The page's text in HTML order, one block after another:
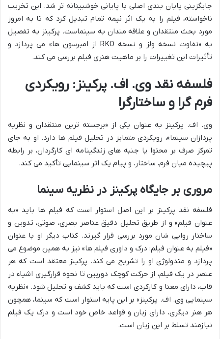
جایگزینی پایان بندی اصلی با پایانی خوشبینانه تر شد. این تخریب
ناخواسته، فیلم را به یک اثر نیمه تمام تبدیل کرد که تا به امروز
مورد بحث منتقدان و علاقه مندان به سینماست. پرکینز به تفصیل
به «تفاوت نسخه ولز و نسخه RKO از امبرسون ها» می پردازد و
تأثیرات این تغییرات را بر ماهیت هنری فیلم بررسی می کند.
فلسفه نقد وی. اف. پرکینز: رویکردی
فرم گرا و ساختارگرا
وی. اف. پرکینز به عنوان یکی از «برجسته ترین منتقدان و نظریه
پردازان سینما»، رویکردی متمایز در تحلیل فیلم ها دارد. او به جای
تمرکز صرف بر محتوا یا جنبه های زندگینامه ای کارگردان، بر رابطه
پیچیده میان فرم، ساختار، و پیام یک اثر سینمایی تأکید می کند.
مروری بر جایگاه پرکینز در نظریه سینما
فلسفه نقد پرکینز بر این اصل استوار است که فیلم ها باید «به
عنوان فیلم» و از طریق تحلیل دقیق عناصر بصری، صوتی، تدوین و
ساختار روایی شان مورد بررسی قرار گیرند. کتاب دیگر او با عنوان
«فیلم به عنوان فیلم: درک و داوری فیلم ها» نیز به همین موضوع می
پردازد و متدولوژی او را تشریح می کند. پرکینز معتقد است که هر
عنصر در یک فیلم، از حرکت کوچک دوربین تا نحوه قرارگیری اشیاء در
قاب، دارای معنا و کارکردی است که باید کشف و تحلیل شود. «نظریه
سینمایی وی. اف. پرکینز» بر این پایه استوار است که سینما، همچون
هر هنر دیگری، دارای زبان و قواعد خاص خود است و درک یک فیلم
نیازمند تسلط بر این زبان است.